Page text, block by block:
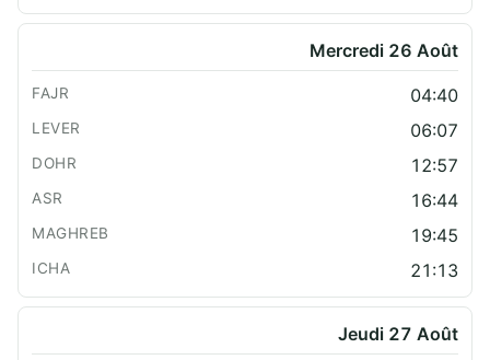
Mercredi 26 Août
04:40
06:07
12:57
16:44
19:45
21:13
Jeudi 27 Août